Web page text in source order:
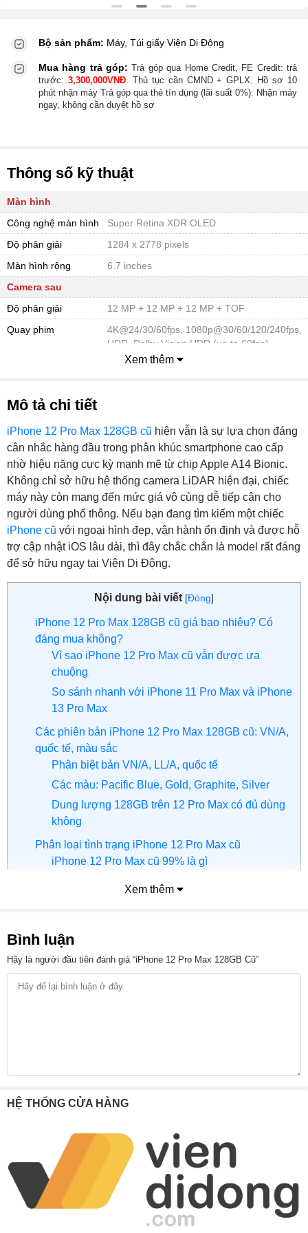
Bộ sản phẩm: Máy, Túi giấy Viện Di Động
Mua hàng trả góp:Trả góp qua Home Credit, FE Credit: trả
trước: 3,300,000VNĐ. Thủ tục cần CMND + GPLX. Hồ sơ 10
phút nhận máy Trả góp qua thẻ tín dụng (lãi suất 0%): Nhận máy
ngay, không cần duyệt hồ sơ
Thông số kỹ thuật
Màn hình
Công nghệ màn hình
Super Retina XDR OLED
Độ phân giải
1284 x 2778 pixels
Màn hình rộng
6.7 inches
Camera sau
Độ phân giải
12 MP + 12 MP + 12 MP + TOF
Quay phim
4K@24/30/60fps, 1080p@30/60/120/240fps,
HDR, Dolby Vision HDR (up to 60fps)
Flash-LED
Độ phân giải
Hệ điều hành -CPU
Hệ điều hành
iOS 14
Tốc độ CPU
3.0 Ghz
Chip đồ họa
Apple GPU
Bộ nhớ - Lưu trữ
RAM
6 GB
Bộ nhớ trong
128 GB
802.11 a/b/g/n/ac/6, dual-band, Wi-Fi Direct,
BDS, GALILEO, A-GPS, GLONASS
Mạng di động
Cổng kết nối / Sạc
Lightning
Thông tin Pin - Sạc
Thông tin khác
Xem thêm
Mô tả chi tiết
iPhone 12 Pro Max 128GB cũ hiện vẫn là sự lựa chọn đáng
cân nhắc hàng đầu trong phân khúc smartphone cao cấp
nhờ hiệu năng cực kỳ mạnh mẽ từ chip Apple A14 Bionic.
Không chỉ sở hữu hệ thống camera LiDAR hiện đại, chiếc
máy này còn mang đến mức giá vô cùng dễ tiếp cận cho
người dùng phổ thông. Nếu bạn đang tìm kiếm một chiếc
iPhone cũ với ngoại hình đẹp, vận hành ổn định và được hỗ
trợ cập nhật iOS lâu dài, thì đây chắc chắn là model rất đáng
để sở hữu ngay tại Viện Di Động.
Nội dung bài viết [Đóng]
iPhone 12 Pro Max 128GB cũ giá bao nhiêu? Có
đáng mua không?
Vì sao iPhone 12 Pro Max cũ vẫn được ưa
chuộng
So sánh nhanh với iPhone 11 Pro Max và iPhone
13 Pro Max
Các phiên bản iPhone 12 Pro Max 128GB cũ: VN/A,
quốc tế, màu sắc
Phân biệt bản VN/A, LL/A, quốc tế
Các màu: Pacific Blue, Gold, Graphite, Silver
Dung lượng 128GB trên 12 Pro Max có đủ dùng
không
Phân loại tình trạng iPhone 12 Pro Max cũ
iPhone 12 Pro Max cũ 99% là gì
Mua iPhone 12 Pro Max 128GB cũ ở đâu uy tín, giá
tốt?
Kết luận
iPhone 12 Pro Max 128GB cũ hiện đang có mức giá dao
Việt Nam trong tháng 7/2026, tùy thuộc vào tình trạng ngoại
Dĩ nhiên, mức giá cụ thể sẽ có sự chênh lệch tùy thuộc vào
tình trạng ngoại hình thực tế của từng chiếc máy, từ loại
99% cho đến những máy có trầy xước nhẹ.
Vì sao iPhone 12 Pro Max cũ vẫn được ưa
Xem thêm
Bình luận
Hãy là người đầu tiên đánh giá “iPhone 12 Pro Max 128GB Cũ”
HỆ THỐNG CỬA HÀNG